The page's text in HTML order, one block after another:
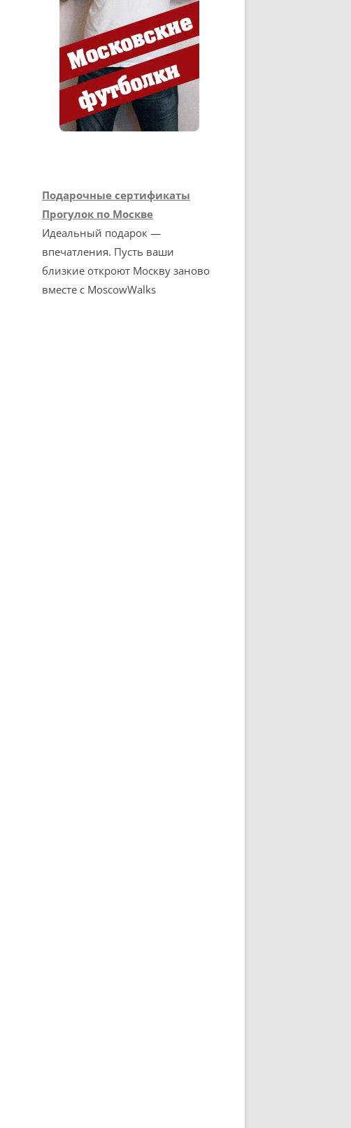
Подарочные сертификаты
Прогулок по Москве
Идеальный подарок —
впечатления. Пусть ваши
близкие откроют Москву заново
вместе с MoscowWalks